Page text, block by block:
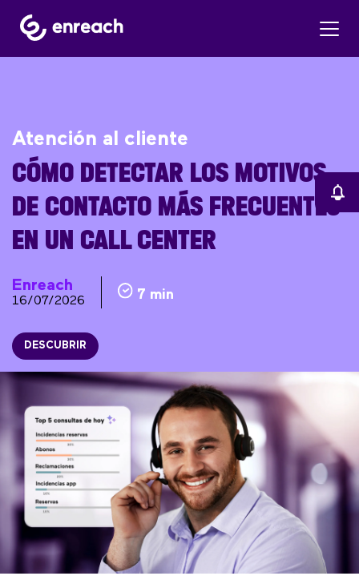
Atención al cliente
CÓMO DETECTAR LOS MOTIVOS
DE CONTACTO MÁS FRECUENTES
EN UN CALL CENTER
Enreach
16/07/2026 7 min
DESCUBRIR